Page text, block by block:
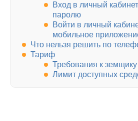
Вход в личный
паролю
Войти в личный
мобильное
Что нельзя решить по
Тариф
Требования к земщику
Лимит доступных